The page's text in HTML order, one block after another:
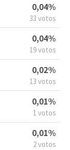
0,04%
33 votos
0,04%
19 votos
0,02%
13 votos
0,01%
1 votos
0,01%
2 votos